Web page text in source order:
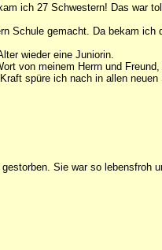
ich 27 Schwestern! Das war
Schule gemacht. Da bekam
wieder eine Juniorin.
von meinem Herrn und
spüre ich nach in allen neuen
Sie war so lebensfroh